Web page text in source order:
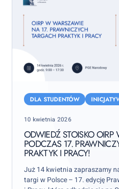
stoisko
Warszawie
podczas
Prawniczych
Targów
DLA STUDENTÓW
Posted
10 kwietnia 2026
ODWIEDŹ STOISKO OIRP
PODCZAS 17.
PRAKTYK I PRACY!
Już 14 kwietnia zapraszamy
targi w Polsce – 17. edycję